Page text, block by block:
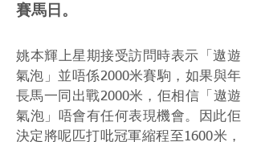
賽馬日。
姚本輝上星期接受訪問時表示「遨遊
氣泡」並唔係2000米賽駒，如果與年
長馬一同出戰2000米，佢相信「遨遊
氣泡」唔會有任何表現機會。因此佢
決定將呢匹打吡冠軍縮程至1600米，